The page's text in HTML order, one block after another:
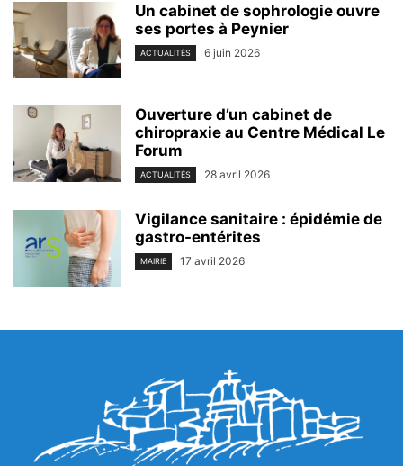
Un cabinet de sophrologie ouvre
ses portes à Peynier
ACTUALITÉS 6 juin 2026
Ouverture d’un cabinet de
chiropraxie au Centre Médical Le
Forum
ACTUALITÉS 28 avril 2026
Vigilance sanitaire : épidémie de
gastro-entérites
MAIRIE 17 avril 2026